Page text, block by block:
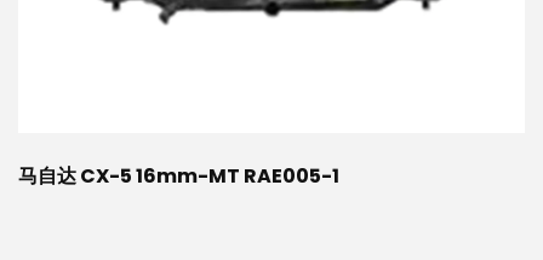
马自达 CX-5 16mm-MT RAE005-1